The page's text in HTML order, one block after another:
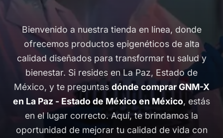
Bienvenido a nuestra tienda en línea, donde
ofrecemos productos epigenéticos de alta
calidad diseñados para transformar tu salud y
bienestar. Si resides en La Paz, Estado de
México, y te preguntas dónde comprar GNM-X
en La Paz - Estado de México en México, estás
en el lugar correcto. Aquí, te brindamos la
oportunidad de mejorar tu calidad de vida con